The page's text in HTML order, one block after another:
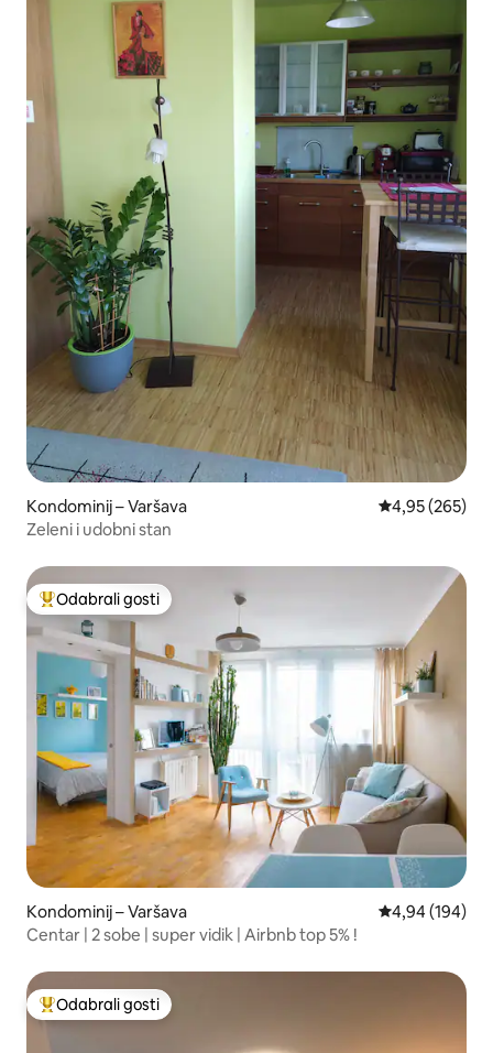
Kondominij – Varšava Prosječna
4,95 (265)
Zeleni i udobni stan
Među najviše rangiranima s oznakom „Odabrali gosti”
Odabrali gosti
Kondominij – Varšava Prosječna
4,94 (194)
Centar | 2 sobe | super vidik | Airbnb top 5% !
Među najviše rangiranima s oznakom „Odabrali gosti”
Odabrali gosti